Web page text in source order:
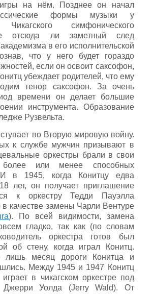
игры на нём. Позднее он начал
формы музыки у
Чикагского симфонического
отсюда ли заметный след
в его исполнительской
что у него будет гораздо
если он освоит саксофон,
убеждает родителей, что ему
тенор саксофон. За очень
времени он делает большие
инструмента. Образование
Рузвельта.
во Вторую мировую войну.
к службе мужчин призывают в
оркестры брали в свои
или менее способных
И в 1945, когда Конитцу едва
лет, он получает приглашение
к оркестру Тедди Пауэлла
в качестве замены Чарли Вентуре
). По всей видимости, замена
гладко, так как (по словам
оркестра готов был
об стену, когда играл Конитц.
лишь месяц дороги Конитца и
Между 1945 и 1947 Конитц
играет в чикагском оркестре под
Джерри Уолда (Jerry Wald). От